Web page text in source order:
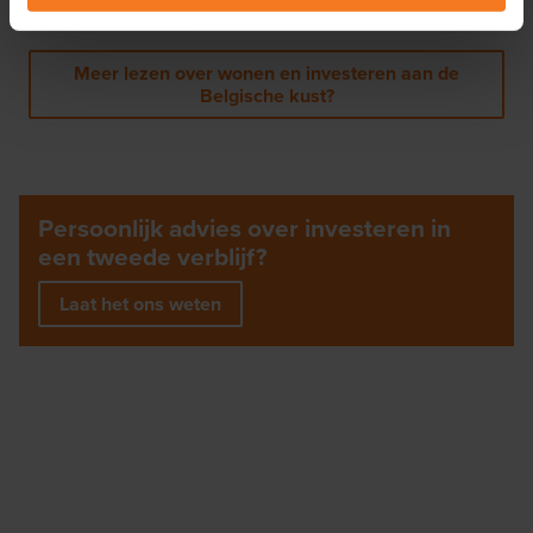
advies. Laat je dus zeker informeren door een expert.
Meer lezen over wonen en investeren aan de
Belgische kust?
Persoonlijk advies over investeren in
een tweede verblijf?
Laat het ons weten